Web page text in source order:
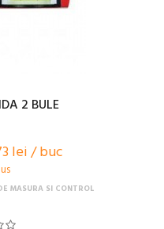
2 BULE
lei / buc
MASURA SI CONTROL